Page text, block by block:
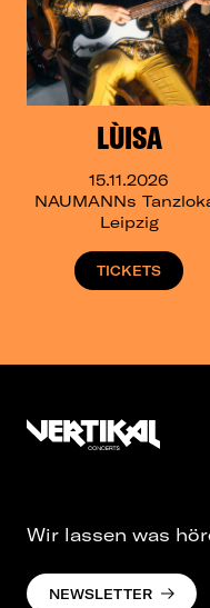
LÙISA
15.11.2026
NAUMANNs
Leipzig
TICKETS
Wir lassen was
NEWSLETTER